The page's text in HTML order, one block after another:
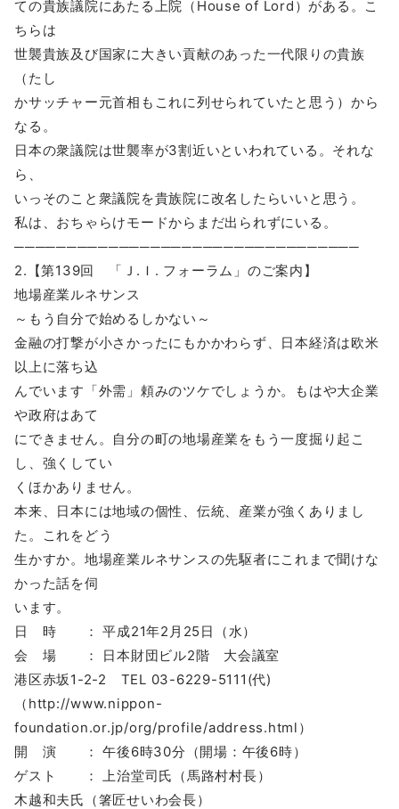
ての貴族議院にあたる上院（House of Lord）がある。こ
ちらは
世襲貴族及び国家に大きい貢献のあった一代限りの貴族
（たし
かサッチャー元首相もこれに列せられていたと思う）から
なる。
日本の衆議院は世襲率が3割近いといわれている。それな
ら、
いっそのこと衆議院を貴族院に改名したらいいと思う。
私は、おちゃらけモードからまだ出られずにいる。
─────────────────────────────────
2.【第139回 「Ｊ.Ｉ. フォーラム」のご案内】
地場産業ルネサンス
～もう自分で始めるしかない～
金融の打撃が小さかったにもかかわらず、日本経済は欧米
以上に落ち込
んでいます「外需」頼みのツケでしょうか。もはや大企業
や政府はあて
にできません。自分の町の地場産業をもう一度掘り起こ
し、強くしてい
くほかありません。
本来、日本には地域の個性、伝統、産業が強くありまし
た。これをどう
生かすか。地場産業ルネサンスの先駆者にこれまで聞けな
かった話を伺
います。
日 時 ： 平成21年2月25日（水）
会 場 ： 日本財団ビル2階 大会議室
港区赤坂1-2-2 TEL 03-6229-5111(代)
（http://www.nippon-
foundation.or.jp/org/profile/address.html）
開 演 ： 午後6時30分（開場：午後6時）
ゲスト ： 上治堂司氏（馬路村村長）
木越和夫氏（箸匠せいわ会長）